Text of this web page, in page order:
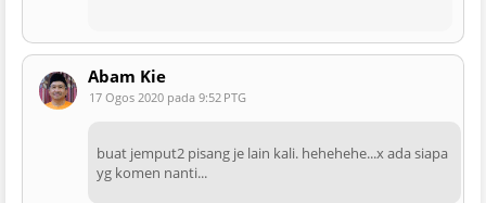
Abam Kie
17 Ogos 2020 pada 9:52 PTG
buat jemput2 pisang je lain kali. hehehehe...x ada siapa
yg komen nanti...